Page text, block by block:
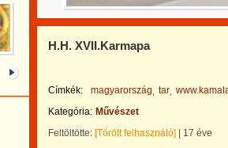
H.H. XVII.Karmapa
Címkék: magyarország tar
Kategória: Művészet
Feltöltötte: [Törölt felhasználó]
17 éve